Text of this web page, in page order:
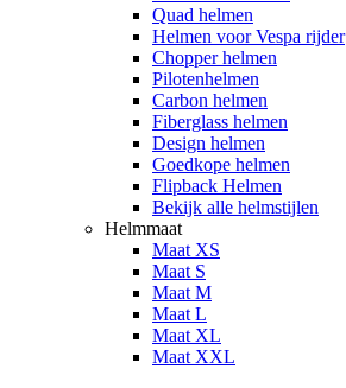
Quad helmen
Helmen voor Vespa rijder
Chopper helmen
Pilotenhelmen
Carbon helmen
Fiberglass helmen
Design helmen
Goedkope helmen
Flipback Helmen
Bekijk alle helmstijlen
Helmmaat
Maat XS
Maat S
Maat M
Maat L
Maat XL
Maat XXL